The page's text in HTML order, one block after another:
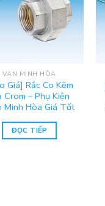
VAN MINH HÒA
Giá] Rắc Co Kẽm
Crom – Phụ Kiện
Minh Hòa Giá Tốt
ĐỌC TIẾP